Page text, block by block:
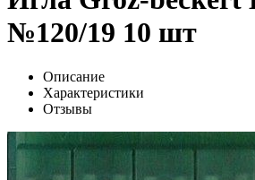
№120/19 10 шт
Описание
Характеристики
Отзывы